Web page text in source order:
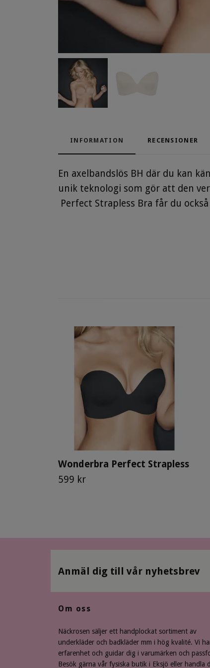
INFORMATION RECENSIONER
En axelbandslös BH där du kan
unik teknologi som gör att den
Perfect Strapless Bra får du
Wonderbra Perfect Strapless
599 kr
Anmäl dig till vår nyhetsbrev
Om oss
Näckrosen säljer ett handplockat sortiment av
underkläder och badkläder mm i hög kvalité. Vi
erfarenhet och guidar dig i varumärken och
Besök gärna vår fysiska butik i Eksjö eller handla